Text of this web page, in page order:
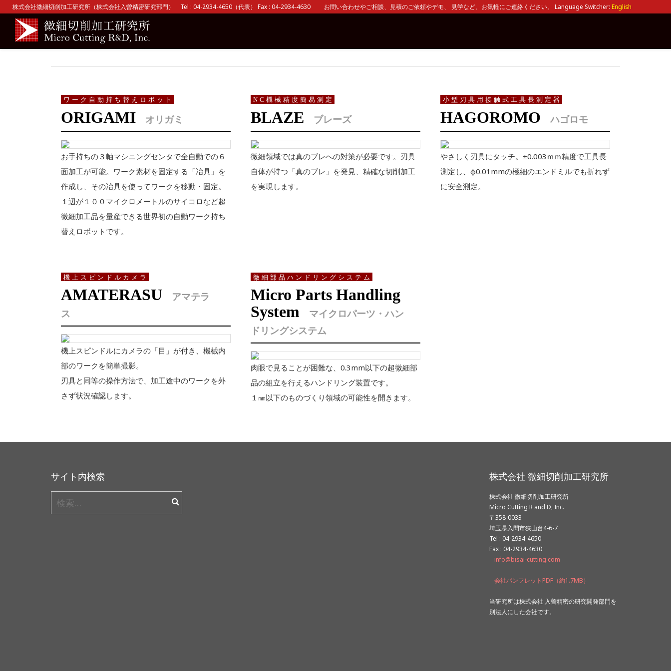
株式会社微細切削加工研究所（株式会社入曽精密研究部門） Tel : 04-2934-4650（代表） Fax : 04-2934-4630 お問い合わせやご相談、見積のご依頼やデモ、 見学など、お気軽にご連絡ください。 Language Switcher: English
ワーク自動持ち替えロボット
ORIGAMI オリガミ
お手持ちの３軸マシニングセンタで全自動での６
面加工が可能。ワーク素材を固定する「冶具」を
作成し、その冶具を使ってワークを移動・固定。
１辺が１００マイクロメートルのサイコロなど超
微細加工品を量産できる世界初の自動ワーク持ち
替えロボットです。
NC機械精度簡易測定
BLAZE ブレーズ
微細領域では真のブレへの対策が必要です。刃具
自体が持つ「真のブレ」を発見、精確な切削加工
を実現します。
小型刃具用接触式工具長測定器
HAGOROMO ハゴロモ
やさしく刃具にタッチ。±0.003ｍｍ精度で工具長
測定し、φ0.01mmの極細のエンドミルでも折れず
に安全測定。
機上スピンドルカメラ
AMATERASU
アマテラ
ス
機上スピンドルにカメラの「目」が付き、機械内
部のワークを簡単撮影。
刃具と同等の操作方法で、加工途中のワークを外
さず状況確認します。
微細部品ハンドリングシステム
Micro Parts Handling
System
マイクロパーツ・ハン
ドリングシステム
肉眼で見ることが困難な、0.3mm以下の超微細部
品の組立を行えるハンドリング装置です。
１㎜以下のものづくり領域の可能性を開きます。
サイト内検索
検
索:
株式会社 微細切削加工研究所
株式会社 微細切削加工研究所
Micro Cutting R and D, Inc.
〒358-0033
埼玉県入間市狭山台4-6-7
Tel : 04-2934-4650
Fax : 04-2934-4630
info@bisai-cutting.com
会社パンフレットPDF（約1.7MB）
当研究所は株式会社 入曽精密の研究開発部門を
別法人にした会社です。